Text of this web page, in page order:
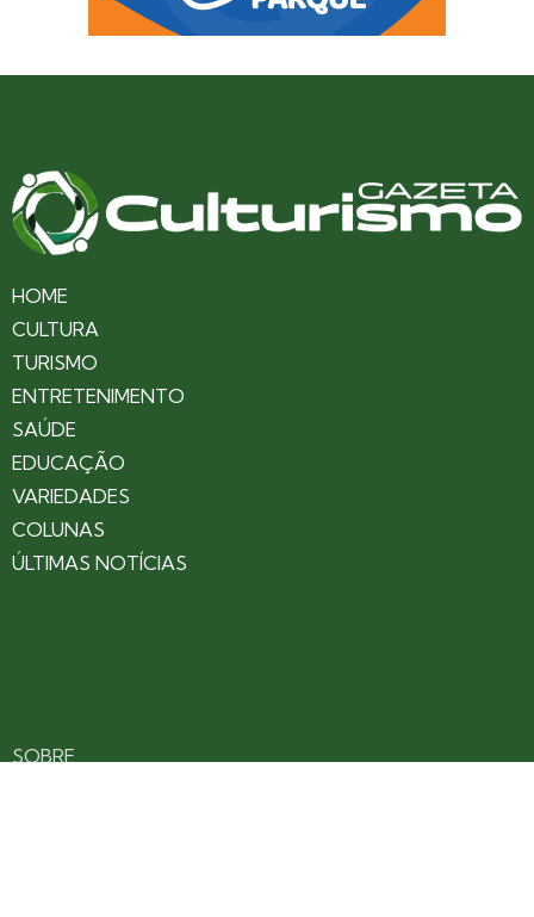
HOME
CULTURA
TURISMO
ENTRETENIMENTO
SAÚDE
EDUCAÇÃO
VARIEDADES
COLUNAS
ÚLTIMAS NOTÍCIAS
SOBRE